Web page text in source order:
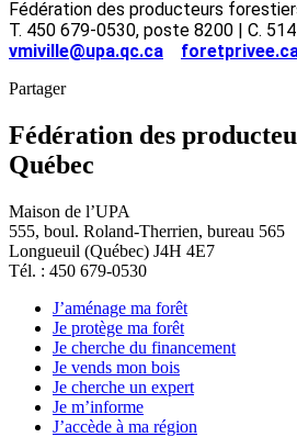
Fédération des producteurs
T. 450 679-0530, poste 8200 | C.
vmiville@upa.qc.ca
Partager
Fédération des
Québec
Maison de l’UPA
555, boul. Roland-Therrien, bureau 565
Longueuil (Québec) J4H 4E7
Tél. : 450 679-0530
J’aménage ma forêt
Je protège ma forêt
Je cherche du financement
Je vends mon bois
Je cherche un expert
Je m’informe
J’accède à ma région